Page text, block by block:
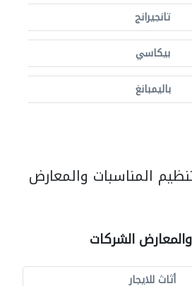
تانجيرانج
بيكاسي
باليمبانغ
المناسبات والمعارض
الشركات
أثاث للايجار